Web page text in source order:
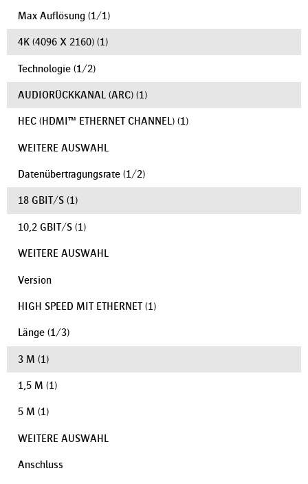
Max Auflösung (1/1)
4K (4096 X 2160) (1)
Technologie (1/2)
AUDIORÜCKKANAL (ARC) (1)
HEC (HDMI™ ETHERNET CHANNEL) (1)
WEITERE AUSWAHL
Datenübertragungsrate (1/2)
18 GBIT/S (1)
10,2 GBIT/S (1)
WEITERE AUSWAHL
Version
HIGH SPEED MIT ETHERNET (1)
Länge (1/3)
3 M (1)
1,5 M (1)
5 M (1)
WEITERE AUSWAHL
Anschluss